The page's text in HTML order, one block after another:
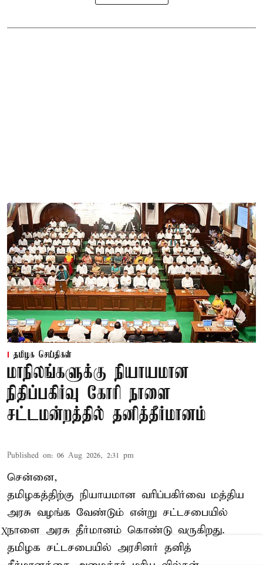
தமிழக செய்திகள்
மாநிலங்களுக்கு நியாயமான
நிதிப்பகிர்வு கோரி நாளை
சட்டமன்றத்தில் தனித்தீர்மானம்
Published on: 06 Aug 2026, 2:31 pm
சென்னை,
தமிழகத்திற்கு நியாயமான வரிப்பகிர்வை மத்திய
அரசு வழங்க வேண்டும் என்று சட்டசபையில்
நாளை அரசு தீர்மானம் கொண்டு வருகிறது.
தமிழக சட்டசபையில் அரசினர் தனித்
X